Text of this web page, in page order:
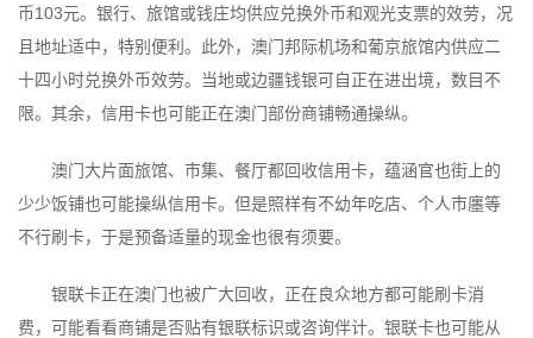
币103元。银行、旅馆或钱庄均供应兑换外币和观光支票的效劳，况
且地址适中，特别便利。此外，澳门邦际机场和葡京旅馆内供应二
十四小时兑换外币效劳。当地或边疆钱银可自正在进出境，数目不
限。其余，信用卡也可能正在澳门部份商铺畅通操纵。
澳门大片面旅馆、市集、餐厅都回收信用卡，蕴涵官也街上的
少少饭铺也可能操纵信用卡。但是照样有不幼年吃店、个人市廛等
不行刷卡，于是预备适量的现金也很有须要。
银联卡正在澳门也被广大回收，正在良众地方都可能刷卡消
费，可能看看商铺是否贴有银联标识或咨询伴计。银联卡也可能从